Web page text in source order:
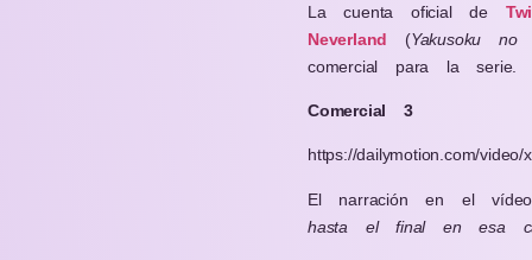
La cuenta oficial de
Neverland (Yakusoku no
comercial para la serie.
Comercial 3
https://dailymotion.com/video/
El narración en el
hasta el final en esa